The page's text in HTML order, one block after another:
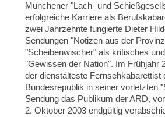
Münchener "Lach- und
erfolgreiche Karriere als
zwei Jahrzehnte fungierte Dieter
Sendungen "Notizen aus der
"Scheibenwischer" als kritisches
"Gewissen der Nation". Im Frühjahr
der dienstälteste Fernsehkabarettist
Bundesrepublik in seiner vorletzten
Sendung das Publikum der ARD,
2. Oktober 2003 endgültig